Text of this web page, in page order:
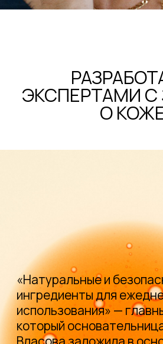
РЕКОМЕНДУЕМ В ПАРЕ: